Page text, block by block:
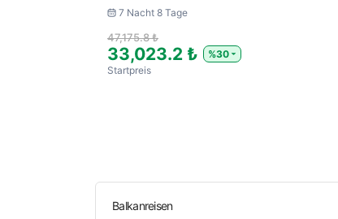
7 Nacht 8 Tage
47,175.8 ₺
33,023.2 ₺
%30
Startpreis
Balkanreisen